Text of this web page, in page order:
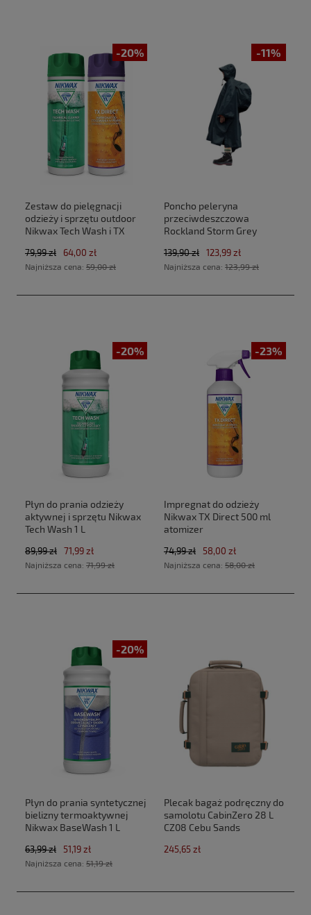
-20%
Zestaw do pielęgnacji
odzieży i sprzętu outdoor
Nikwax Tech Wash i TX
79,99 zł 64,00 zł
Najniższa cena: 59,00 zł
-11%
Poncho peleryna
przeciwdeszczowa
Rockland Storm Grey
139,90 zł 123,99 zł
Najniższa cena: 123,99 zł
-20%
Płyn do prania odzieży
aktywnej i sprzętu Nikwax
Tech Wash 1 L
89,99 zł 71,99 zł
Najniższa cena: 71,99 zł
-23%
Impregnat do odzieży
Nikwax TX Direct 500 ml
atomizer
74,99 zł 58,00 zł
Najniższa cena: 58,00 zł
-20%
Płyn do prania syntetycznej
bielizny termoaktywnej
Nikwax BaseWash 1 L
63,99 zł 51,19 zł
Najniższa cena: 51,19 zł
Plecak bagaż podręczny do
samolotu CabinZero 28 L
CZ08 Cebu Sands
Air)
245,65 zł